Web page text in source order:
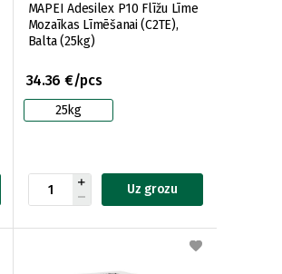
MAPEI Adesilex P10 Flīžu Līme
Mozaīkas Līmēšanai (C2TE),
Balta (25kg)
34.36 €/pcs
25kg
Uz grozu